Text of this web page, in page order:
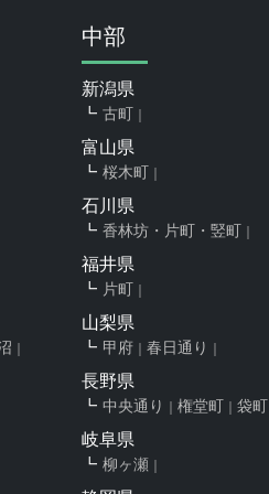
中部
新潟県
古町
富山県
桜木町
石川県
香林坊・片町・竪町
福井県
片町
山梨県
甲府 春日通り
長野県
中央通り 権堂町 袋町
岐阜県
柳ヶ瀬